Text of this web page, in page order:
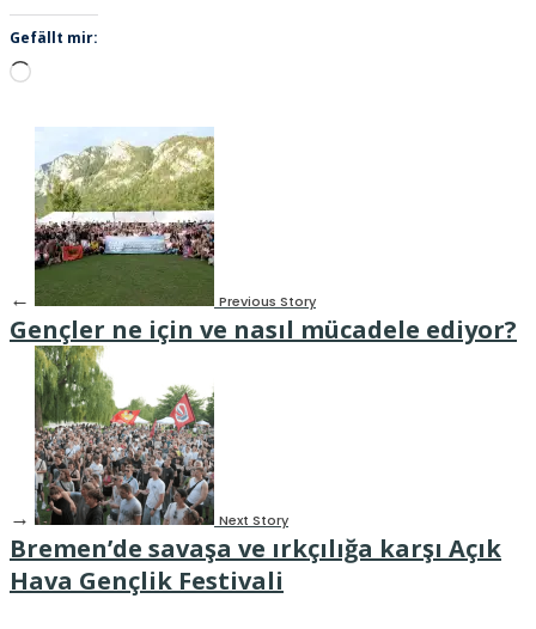
Gefällt mir:
Wird
← Previous Story
Gençler ne için ve nasıl mücadele ediyor?
→ Next Story
Bremen’de savaşa ve ırkçılığa karşı Açık
Hava Gençlik Festivali